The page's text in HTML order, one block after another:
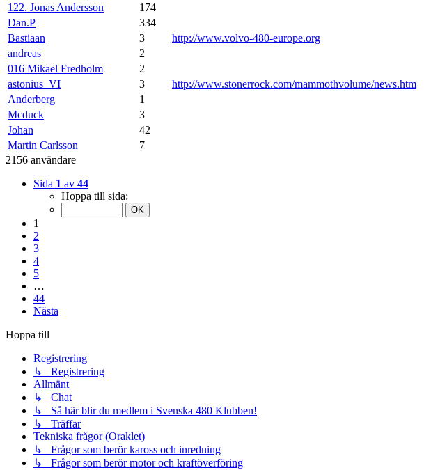
122. Jonas Andersson
174
Dan.P
334
Bastiaan
3 http://www.volvo-480-europe.org
andreas
2
016 Mikael Fredholm
2
astonius_VI
3 http://www.stonerrock.com/mammothvolume/news.htm
Anderberg
1
Mcduck
3
Johan
42
Martin Carlsson
7
2156 användare
Sida 1 av 44
Hoppa till sida:
1
2
3
4
5
…
44
Nästa
Hoppa till
Registrering
↳ Registrering
Allmänt
↳ Chat
↳ Så här blir du medlem i Svenska 480 Klubben!
↳ Träffar
Tekniska frågor (Oraklet)
↳ Frågor som berör kaross och inredning
↳ Frågor som berör motor och kraftöverföring